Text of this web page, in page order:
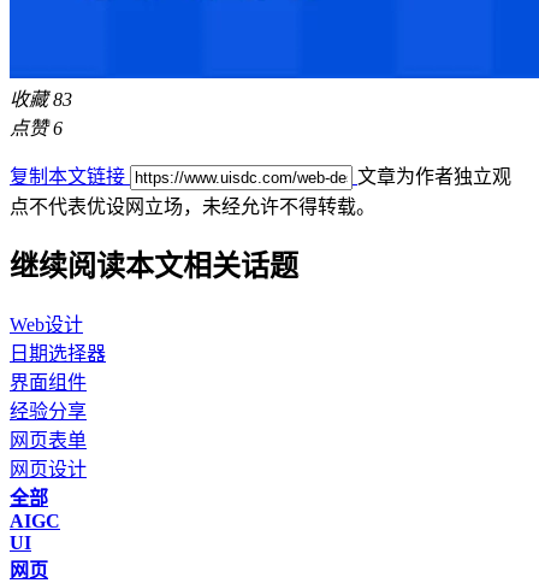
收藏 83
点赞 6
复制本文链接
文章为作者独立观
点不代表优设网立场， 未经允许不得转载。
继续阅读本文相关话题
Web设计
日期选择器
界面组件
经验分享
网页表单
网页设计
全部
AIGC
UI
网页